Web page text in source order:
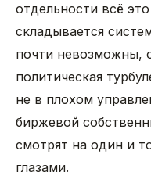
отдельности всё
складывается
почти невозможны,
политическая
не в плохом
биржевой
смотрят на один и
глазами.